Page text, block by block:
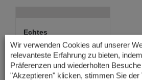
Echtes
Süßwasserzuchtperlen
Armb...
19,00€ Lieferzeit: 3 – 5
Tage
Wir verwenden Cookies auf unserer
relevanteste Erfahrung zu bieten,
Präferenzen und wiederholten
"Akzeptieren" klicken, stimmen Sie der